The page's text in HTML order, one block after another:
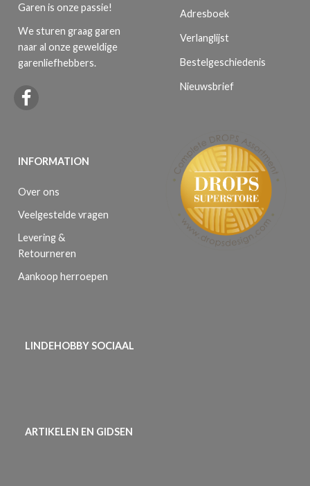
Garen is onze passie!
We sturen graag garen
naar al onze geweldige
garenliefhebbers.
INFORMATION
Over ons
Veelgestelde vragen
Levering &
Retourneren
Aankoop herroepen
Adresboek
Verlanglijst
Bestelgeschiedenis
Nieuwsbrief
LINDEHOBBY SOCIAAL
ARTIKELEN EN GIDSEN